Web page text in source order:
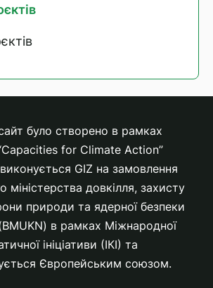
було створено в рамках
for Climate Action”
GIZ на замовлення
міністерства довкілля, захисту
природи та ядерної безпеки
в рамках Міжнародної
ініціативи (ІКІ) та
Європейським союзом.